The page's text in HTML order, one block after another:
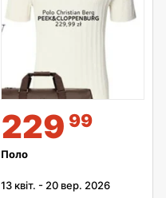
229 99
Поло
13 квіт. - 20 вер. 2026